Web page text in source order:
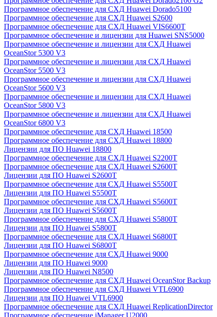
Программное обеспечение для СХД Huawei Dorado5100
Программное обеспечение для СХД Huawei S2600
Программное обеспечение для СХД Huawei VIS6600T
Программное обеспечение и лицензии для Huawei SNS5000
Программное обеспечение и лицензии для СХД Huawei
OceanStor 5300 V3
Программное обеспечение и лицензии для СХД Huawei
OceanStor 5500 V3
Программное обеспечение и лицензии для СХД Huawei
OceanStor 5600 V3
Программное обеспечение и лицензии для СХД Huawei
OceanStor 5800 V3
Программное обеспечение и лицензии для СХД Huawei
OceanStor 6800 V3
Программное обеспечение для СХД Huawei 18500
Программное обеспечение для СХД Huawei 18800
Лицензии для ПО Huawei 18800
Программное обеспечение для СХД Huawei S2200T
Программное обеспечение для СХД Huawei S2600T
Лицензии для ПО Huawei S2600T
Программное обеспечение для СХД Huawei S5500T
Лицензии для ПО Huawei S5500T
Программное обеспечение для СХД Huawei S5600T
Лицензии для ПО Huawei S5600T
Программное обеспечение для СХД Huawei S5800T
Лицензии для ПО Huawei S5800T
Программное обеспечение для СХД Huawei S6800T
Лицензии для ПО Huawei S6800T
Программное обеспечение для СХД Huawei 9000
Лицензии для ПО Huawei 9000
Лицензии для ПО Huawei N8500
Программное обеспечение для СХД Huawei OceanStor Backup
Программное обеспечение для СХД Huawei VTL6900
Лицензии для ПО Huawei VTL6900
Программное обеспечение для СХД Huawei ReplicationDirector
Программное обеспечение iManager U2000